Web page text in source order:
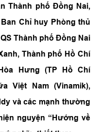
Thành phố Đồng Nai,
Chỉ huy Phòng thủ
Thành phố Đồng Nai
Thành phố Hồ Chí
Hưng (TP Hồ Chí
Việt Nam (Vinamik),
và các mạnh thường
nguyện “Hướng về